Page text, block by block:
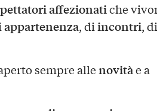
affezionatiche
appartenenza, diincontri, di
sempre allenovitàe a